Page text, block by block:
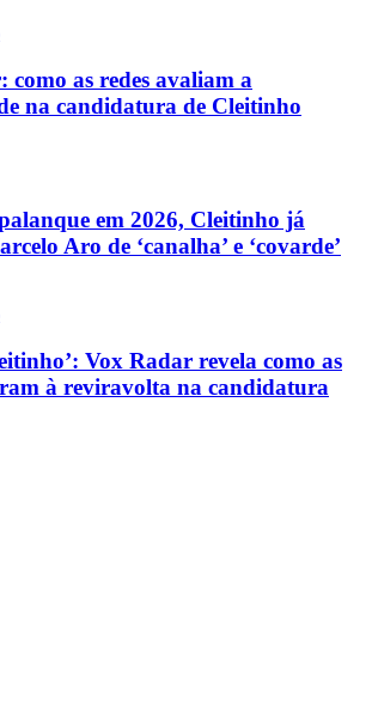
como as redes avaliam a
na candidatura de Cleitinho
em 2026, Cleitinho já
Aro de ‘canalha’ e ‘covarde’
Vox Radar revela como as
à reviravolta na candidatura